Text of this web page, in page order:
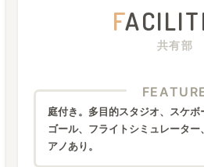
F
共有部
庭付き。多目的スタジオ、スケボ
ゴール、フライトシミュレータ
アノあり。